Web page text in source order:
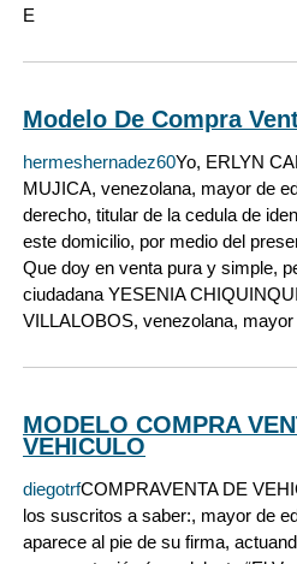
E
Modelo De Compra
hermeshernadez60Yo, ERLYN
MUJICA, venezolana, mayor de
derecho, titular de la cedula de
este domicilio, por medio del
Que doy en venta pura y simple,
ciudadana YESENIA
VILLALOBOS, venezolana, mayor
MODELO COMPRA
VEHICULO
diegotrfCOMPRAVENTA DE
los suscritos a saber:, mayor de
aparece al pie de su firma,